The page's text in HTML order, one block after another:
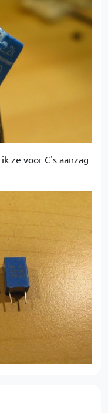
ze voor C's aanzag